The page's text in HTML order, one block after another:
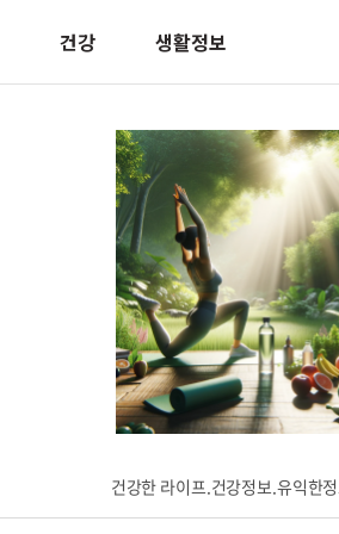
건강 생활정보
건강한 라이프.건강정보.유익한